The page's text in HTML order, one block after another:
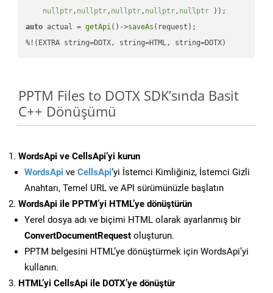
nullptr, nullptr, nullptr, nullptr, nullptr ))
auto actual = getApi()->saveAs (request);
%!(EXTRA string=DOTX, string=HTML, string=DOTX)
PPTM Files to DOTX SDK’sında Basit
C++ Dönüşümü
WordsApi ve CellsApi’yi kurun
WordsApi ve CellsApi‘yi İstemci Kimliğiniz, İstemci Gizli
Anahtarı, Temel URL ve API sürümünüzle başlatın
WordsApi ile PPTM’yi HTML’ye dönüştürün
Yerel dosya adı ve biçimi HTML olarak ayarlanmış bir
ConvertDocumentRequest oluşturun.
PPTM belgesini HTML’ye dönüştürmek için WordsApi’yi
kullanın.
HTML’yi CellsApi ile DOTX’ye dönüştür